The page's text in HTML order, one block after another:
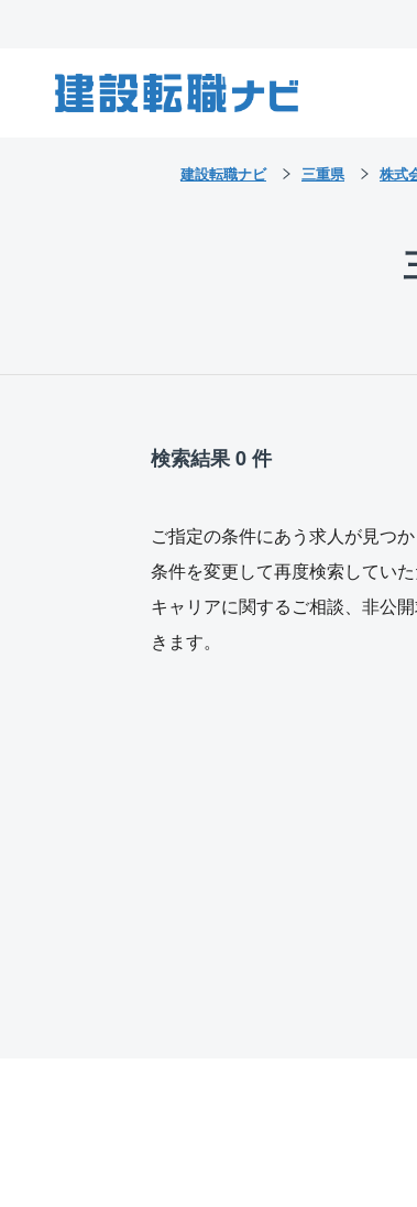
検索結果 0 件
ご指定の条件にあう求人が見つか
条件を変更して再度検索してい
キャリアに関するご相談、非公
きます。
建設転職ナビ 三重県 株式